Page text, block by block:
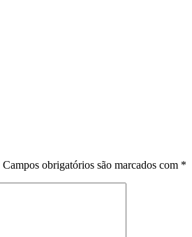
Campos obrigatórios são marcados com *